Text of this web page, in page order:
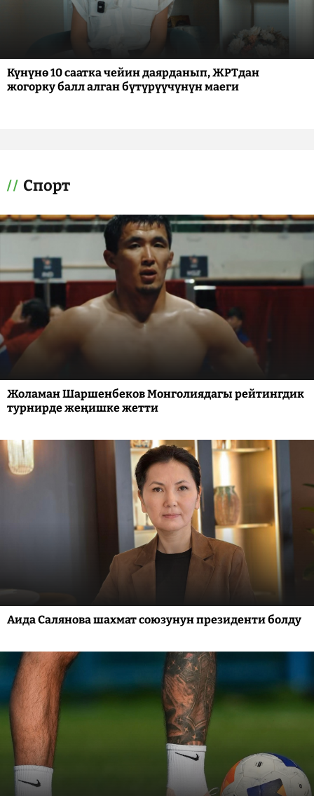
Күнүнө 10 саатка чейин даярданып, ЖРТдан
жогорку балл алган бүтүрүүчүнүн маеги
Спорт
Жоламан Шаршенбеков Монголиядагы рейтингдик
турнирде жеңишке жетти
Аида Салянова шахмат союзунун президенти болду